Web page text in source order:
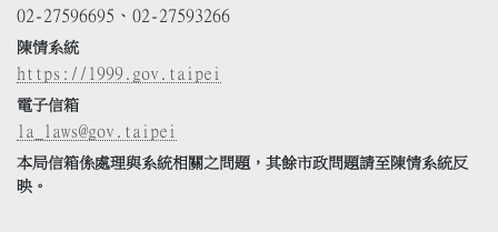
02-27596695、02-27593266
陳情系統
https://1999.gov.taipei
電子信箱
la_laws@gov.taipei
本局信箱係處理與系統相關之問題，其餘市政問題請至陳情系統反
映。